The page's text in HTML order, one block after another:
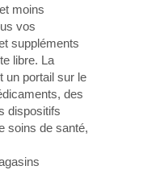
moins
vos
suppléments
libre. La
un portail sur le
des
dispositifs
soins de santé,